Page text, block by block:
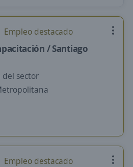
Empleo destacado
/ Santiago
sector
Empleo destacado